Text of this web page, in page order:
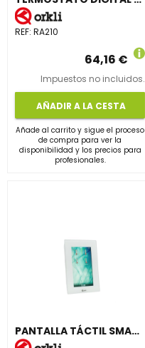
REF: RA210
64,16 €
Impuestos no incluidos.
AÑADIR A LA CESTA
Añade al carrito y sigue el proceso
de compra para ver la
disponibilidad y los precios para
profesionales.
PANTALLA TÁCTIL SMARTSCREEN VERTICAL A COLOR DE 4,3? BLANCO